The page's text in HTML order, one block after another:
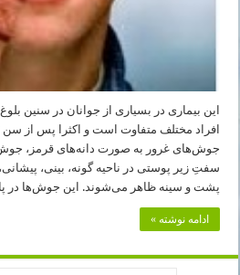
این بیماری در بسیاری از جوانان در سنین
جوش‌های غرور به صورت دانه‌های قرمز،
سفتِ زیر پوستی در ناحیه گونه، بینی،
پشت و سینه ظاهر می‌شوند. این جوش‌ها در
ادامه نوشته »